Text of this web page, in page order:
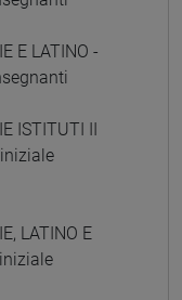
E LATINO -
ISTITUTI II
LATINO E